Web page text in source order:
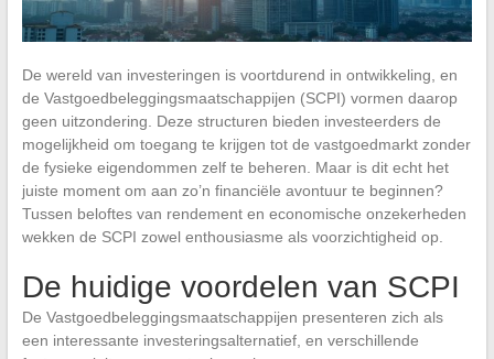
De wereld van investeringen is voortdurend in ontwikkeling, en
de Vastgoedbeleggingsmaatschappijen (SCPI) vormen daarop
geen uitzondering. Deze structuren bieden investeerders de
mogelijkheid om toegang te krijgen tot de vastgoedmarkt zonder
de fysieke eigendommen zelf te beheren. Maar is dit echt het
juiste moment om aan zo’n financiële avontuur te beginnen?
Tussen beloftes van rendement en economische onzekerheden
wekken de SCPI zowel enthousiasme als voorzichtigheid op.
De huidige voordelen van SCPI
De Vastgoedbeleggingsmaatschappijen presenteren zich als
een interessante investeringsalternatief, en verschillende